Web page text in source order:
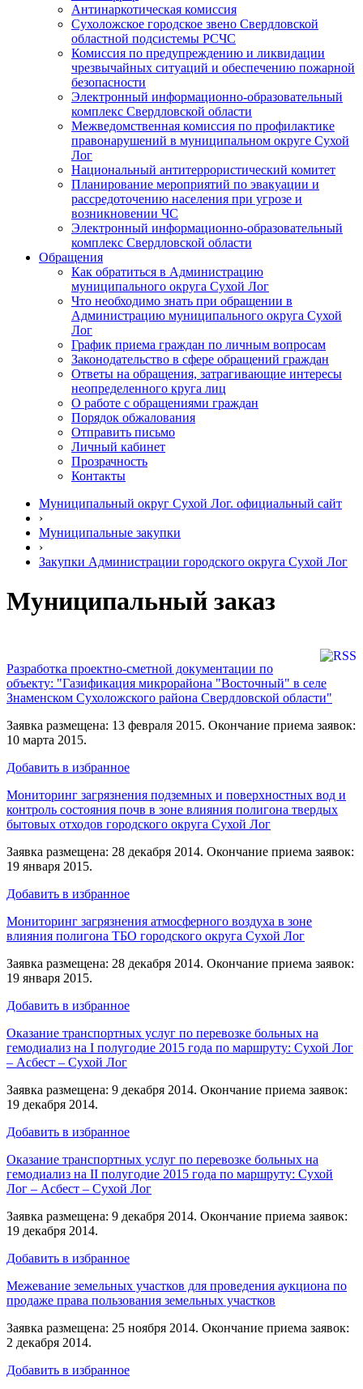
Антинаркотическая комиссия
Сухоложское городское звено Свердловской
областной подсистемы РСЧС
Комиссия по предупреждению и ликвидации
чрезвычайных ситуаций и обеспечению пожарной
безопасности
Электронный информационно-образовательный
комплекс Cвердловской области
Межведомственная комиссия по профилактике
правонарушений в муниципальном округе Сухой
Лог
Национальный антитеррористический комитет
Планирование мероприятий по эвакуации и
рассредоточению населения при угрозе и
возникновении ЧС
Электронный информационно-образовательный
комплекс Свердловской области
Обращения
Как обратиться в Администрацию
муниципального округа Сухой Лог
Что необходимо знать при обращении в
Администрацию муниципального округа Сухой
Лог
График приема граждан по личным вопросам
Законодательство в сфере обращений граждан
Ответы на обращения, затрагивающие интересы
неопределенного круга лиц
О работе с обращениями граждан
Порядок обжалования
Отправить письмо
Личный кабинет
Прозрачность
Контакты
Муниципальный округ Сухой Лог. официальный сайт
›
Муниципальные закупки
›
Закупки Администрации городского округа Сухой Лог
Муниципальный заказ
Разработка проектно-сметной документации по
объекту: "Газификация микрорайона "Восточный" в селе
Знаменском Сухоложского района Свердловской области"
Заявка размещена: 13 февраля 2015. Окончание приема заявок:
10 марта 2015.
Добавить в избранное
Мониторинг загрязнения подземных и поверхностных вод и
контроль состояния почв в зоне влияния полигона твердых
бытовых отходов городского округа Сухой Лог
Заявка размещена: 28 декабря 2014. Окончание приема заявок:
19 января 2015.
Добавить в избранное
Мониторинг загрязнения атмосферного воздуха в зоне
влияния полигона ТБО городского округа Сухой Лог
Заявка размещена: 28 декабря 2014. Окончание приема заявок:
19 января 2015.
Добавить в избранное
Оказание транспортных услуг по перевозке больных на
гемодиализ на I полугодие 2015 года по маршруту: Сухой Лог
– Асбест – Сухой Лог
Заявка размещена: 9 декабря 2014. Окончание приема заявок:
19 декабря 2014.
Добавить в избранное
Оказание транспортных услуг по перевозке больных на
гемодиализ на II полугодие 2015 года по маршруту: Сухой
Лог – Асбест – Сухой Лог
Заявка размещена: 9 декабря 2014. Окончание приема заявок:
19 декабря 2014.
Добавить в избранное
Межевание земельных участков для проведения аукциона по
продаже права пользования земельных участков
Заявка размещена: 25 ноября 2014. Окончание приема заявок:
2 декабря 2014.
Добавить в избранное